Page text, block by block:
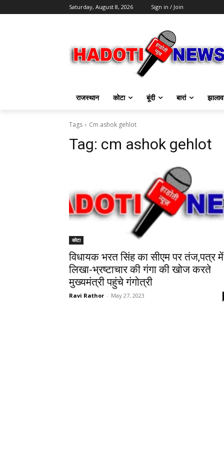
Saturday, August 8, 2026 Sign in / Join
राजस्थान कोटा बूंदी बारां
Tags Cm ashok gehlot
Tag: cm ashok gehlot
कोटा
विधायक भरत सिंह का सीएम पर तंज,पत्र में
लिखा-भ्रष्टाचार की गंगा की खोज करते
मुख्यमंत्री पहुंचे गंगोत्री
Ravi Rathor - May 27, 2023